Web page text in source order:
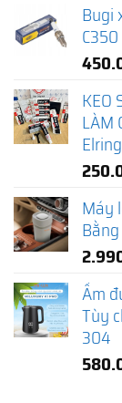
Bugi
KEO
LÀM
Máy
Ấm
Tùy
304